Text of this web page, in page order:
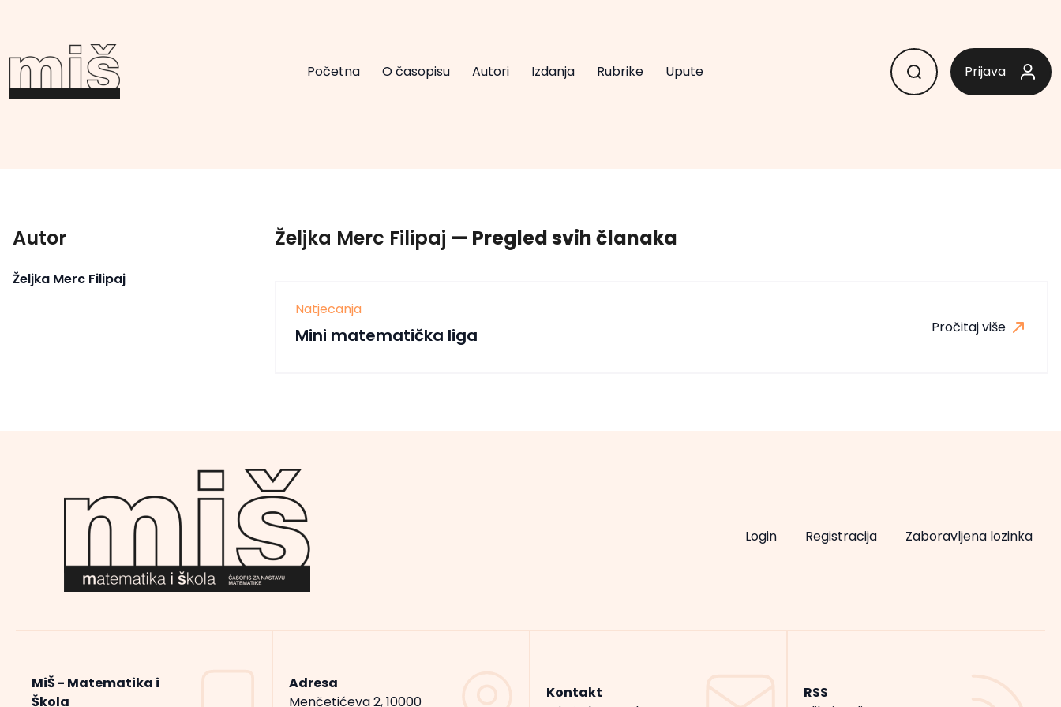
Početna O časopisu Autori Izdanja Rubrike Upute Prijava
Autor
Željka Merc Filipaj
Željka Merc Filipaj — Pregled svih članaka
Natjecanja
Mini matematička liga Pročitaj više
Login Registracija Zaboravljena lozinka
MiŠ - Matematika i
Škola
Adresa
Menčetićeva 2, 10000
Kontakt
RSS